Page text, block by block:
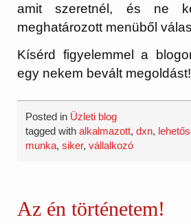
amit szeretnél, és ne
meghatározott menüből
Kísérd figyelemmel a
egy nekem bevált megoldást!
Posted in Üzleti blog
tagged withalkalmazott,dxn,
munka,siker,vállalkozó
Az én történetem!